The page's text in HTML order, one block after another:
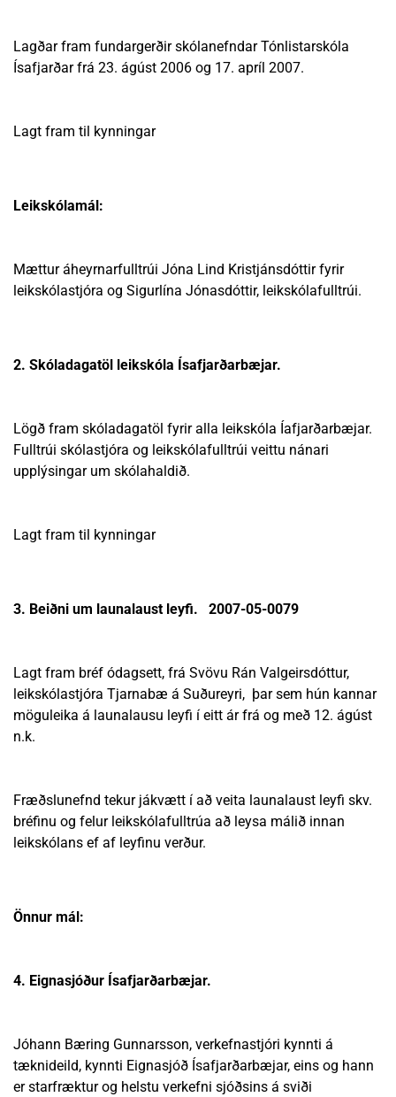
Lagðar fram fundargerðir skólanefndar Tónlistarskóla
Ísafjarðar frá 23. ágúst 2006 og 17. apríl 2007.
Lagt fram til kynningar
Leikskólamál:
Mættur áheyrnarfulltrúi Jóna Lind Kristjánsdóttir fyrir
leikskólastjóra og Sigurlína Jónasdóttir, leikskólafulltrúi.
2. Skóladagatöl leikskóla Ísafjarðarbæjar.
Lögð fram skóladagatöl fyrir alla leikskóla Íafjarðarbæjar.
Fulltrúi skólastjóra og leikskólafulltrúi veittu nánari
upplýsingar um skólahaldið.
Lagt fram til kynningar
3. Beiðni um launalaust leyfi. 2007-05-0079
Lagt fram bréf ódagsett, frá Svövu Rán Valgeirsdóttur,
leikskólastjóra Tjarnabæ á Suðureyri, þar sem hún kannar
möguleika á launalausu leyfi í eitt ár frá og með 12. ágúst
n.k.
Fræðslunefnd tekur jákvætt í að veita launalaust leyfi skv.
bréfinu og felur leikskólafulltrúa að leysa málið innan
leikskólans ef af leyfinu verður.
Önnur mál:
4. Eignasjóður Ísafjarðarbæjar.
Jóhann Bæring Gunnarsson, verkefnastjóri kynnti á
tæknideild, kynnti Eignasjóð Ísafjarðarbæjar, eins og hann
er starfræktur og helstu verkefni sjóðsins á sviði